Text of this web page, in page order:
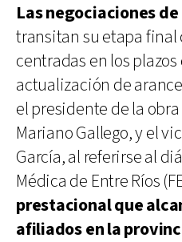
Las negociaciones de
transitan su etapa
centradas en los plazos
actualización de
el presidente de la
Mariano Gallego, y el
García, al referirse al
Médica de Entre Ríos
prestacional que
afiliados en la